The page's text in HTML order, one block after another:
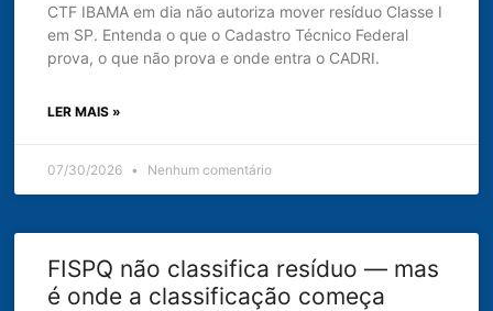
CTF IBAMA em dia não autoriza mover resíduo Classe I
em SP. Entenda o que o Cadastro Técnico Federal
prova, o que não prova e onde entra o CADRI.
LER MAIS »
07/30/2026 Nenhum comentário
FISPQ não classifica resíduo — mas
é onde a classificação começa